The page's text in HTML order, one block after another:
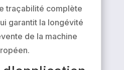
traçabilité complète
garantit la longévité
de la machine